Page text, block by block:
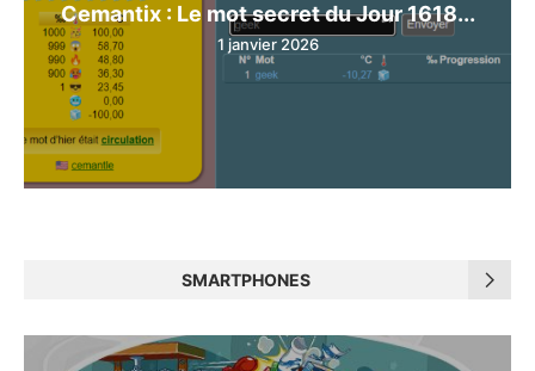
Cemantix : Le mot secret du Jour 1618...
1 janvier 2026
SMARTPHONES